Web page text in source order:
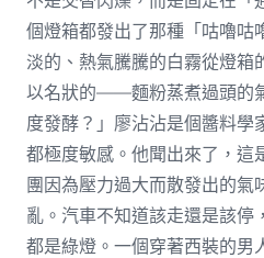
個燈箱都發出了那種「咕嚕咕
淡的、熱氣騰騰的白霧從燈箱
以名狀的——麵粉蒸煮過頭的
度發酵？」廖沾沾是個醬料學
都極度敏感。他聞出來了，這
團因為壓力過大而散發出的氣
亂。汽車不知道該走還是該停
都是綠燈。一個穿著西裝的男